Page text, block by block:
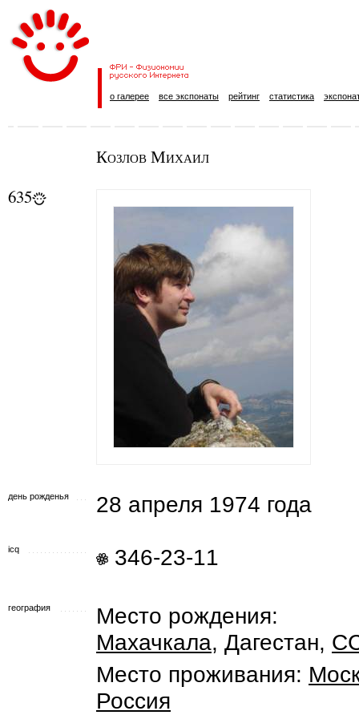
о галерее все экспонаты рейтинг статистика
Козлов Михаил
635
день рожденья 28 апреля 1974 года
icq 346-23-11
география
Место рождения:
Махачкала, Дагестан,
Место проживания:
Россия